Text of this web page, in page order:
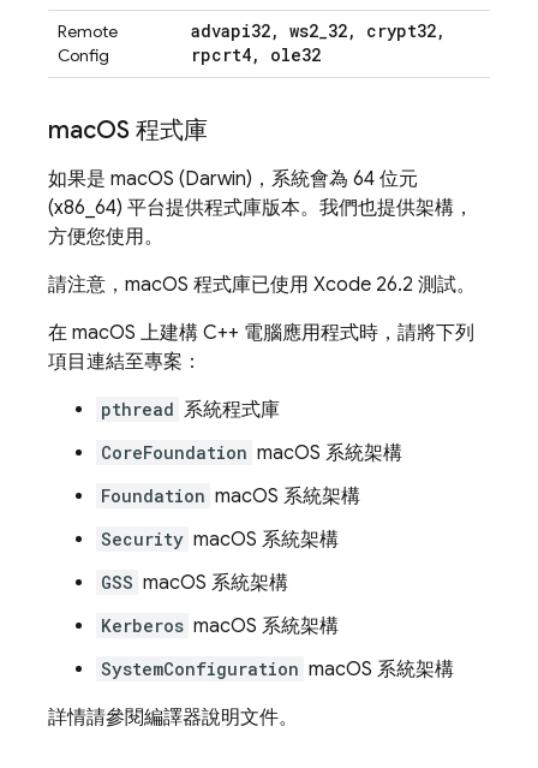
Remote
Config
advapi32, ws2_32, crypt32,
rpcrt4, ole32
macOS 程式庫
如果是 macOS (Darwin)，系統會為 64 位元
(x86_64) 平台提供程式庫版本。我們也提供架構，
方便您使用。
請注意，macOS 程式庫已使用 Xcode 26.2 測試。
在 macOS 上建構 C++ 電腦應用程式時，請將下列
項目連結至專案：
pthread 系統程式庫
CoreFoundation macOS 系統架構
Foundation macOS 系統架構
Security macOS 系統架構
GSS macOS 系統架構
Kerberos macOS 系統架構
SystemConfiguration macOS 系統架構
詳情請參閱編譯器說明文件。